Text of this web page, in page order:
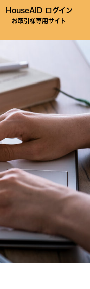
HouseAID ログイン
お取引様専用サイト